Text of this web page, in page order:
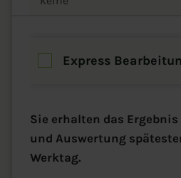
Sie erhalten das
und Auswertung
Werktag.
Express